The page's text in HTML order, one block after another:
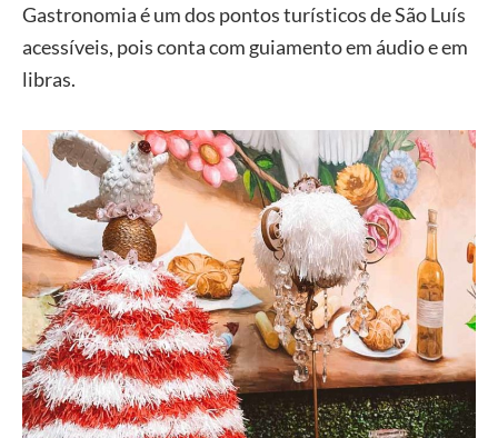
Gastronomia é um dos pontos turísticos de São Luís
acessíveis, pois conta com guiamento em áudio e em
libras.